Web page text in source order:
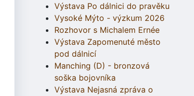
Výstava Po dálnici do pravěku
Vysoké Mýto - výzkum 2026
Rozhovor s Michalem Ernée
Výstava Zapomenuté město
pod dálnicí
Manching (D) - bronzová
soška bojovníka
Výstava Nejasná zpráva o